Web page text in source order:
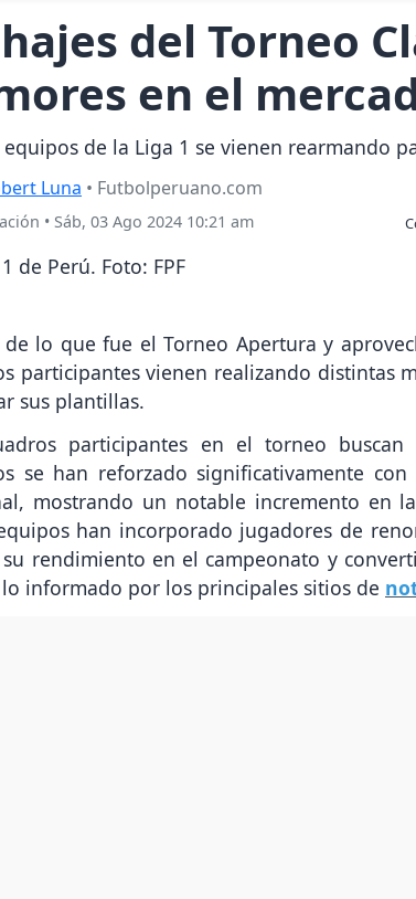
del Torneo
en el
equipos de la Liga 1 se vienen rearmando
Luna • Futbolperuano.com
• Sáb, 03 Ago 2024 10:21 am
de lo que fue el Torneo Apertura y
participantes vienen realizando distintas
sus plantillas.
participantes en el torneo
se han reforzado significativamente
mostrando un notable incremento en
han incorporado jugadores de
rendimiento en el campeonato y
informado por los principales sitios de